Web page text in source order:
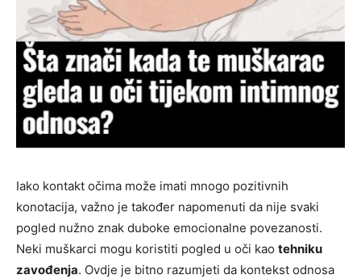
Iako kontakt očima može imati mnogo pozitivnih
konotacija, važno je također napomenuti da nije svaki
pogled nužno znak duboke emocionalne povezanosti.
Neki muškarci mogu koristiti pogled u oči kao tehniku
zavođenja. Ovdje je bitno razumjeti da kontekst odnosa